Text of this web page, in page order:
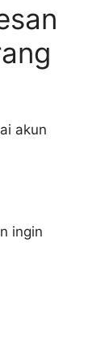
akun
ingin